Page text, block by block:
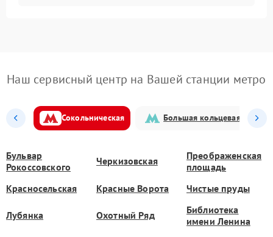
Наш сервисный центр на Вашей станции метро
Сокольническая Большая кольцевая
Бульвар
Рокоссовского
Черкизовская
Преображенская
площадь
Красносельская
Красные Ворота Чистые пруды
Лубянка Охотный Ряд
Библиотека
имени Ленина